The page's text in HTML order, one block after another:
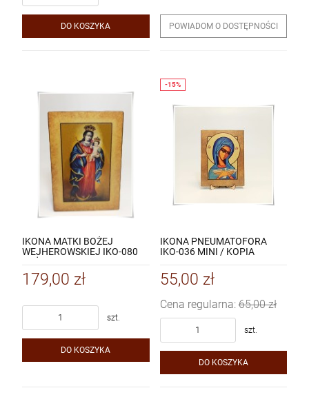
DO KOSZYKA POWIADOM O DOSTĘPNOŚCI
IKONA MATKI BOŻEJ
WEJHEROWSKIEJ IKO-080
179,00 zł
szt.
DO KOSZYKA
IKONA PNEUMATOFORA
IKO-036 MINI / KOPIA
55,00 zł
Cena regularna:65,00 zł
szt.
DO KOSZYKA